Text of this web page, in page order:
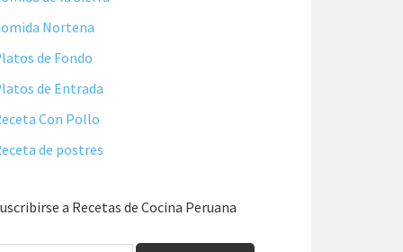
Nortena
de Fondo
de Entrada
Con Pollo
de postres
a Recetas de Cocina Peruana